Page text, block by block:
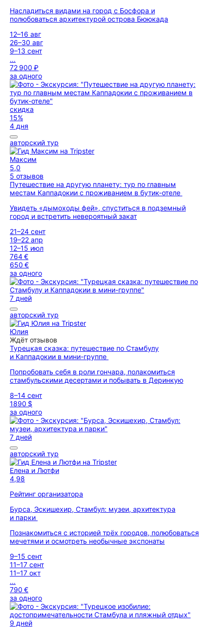
Насладиться видами на город с Босфора и
полюбоваться архитектурой острова Бююкада
12–16 авг
26–30 авг
9–13 сент
...
72 900 ₽
за одного
скидка
15%
4 дня
авторский тур
Максим
5,0
5 отзывов
Путешествие на другую планету: тур по главным
местам Каппадокии с проживанием в бутик-отеле
Увидеть «дымоходы фей», спуститься в подземный
город и встретить невероятный закат
21–24 сент
19–22 апр
12–15 июл
764 €
650 €
за одного
7 дней
авторский тур
Юлия
Ждёт отзывов
Турецкая сказка: путешествие по Стамбулу
и Каппадокии в мини-группе
Попробовать себя в роли гончара, полакомиться
стамбульскими десертами и побывать в Деринкую
8–14 сент
1890 $
за одного
7 дней
авторский тур
Елена и Лютфи
4,98
Рейтинг организатора
Бурса, Эскишехир, Стамбул: музеи, архитектура
и парки
Познакомиться с историей трёх городов, полюбоваться
мечетями и осмотреть необычные экспонаты
9–15 сент
11–17 сент
11–17 окт
...
790 €
за одного
9 дней